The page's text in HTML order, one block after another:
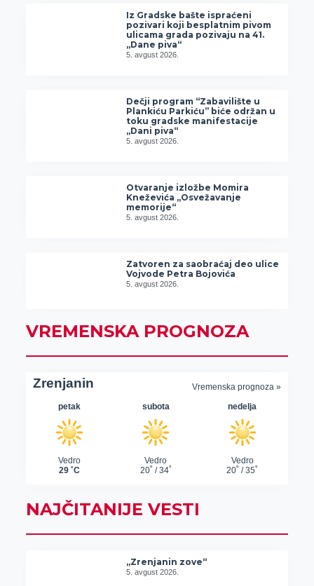
Iz Gradske bašte ispraćeni
pozivari koji besplatnim pivom
ulicama grada pozivaju na 41.
„Dane piva“
5. avgust 2026.
Dečji program “Zabavilište u
Plankiću Parkiću” biće održan u
toku gradske manifestacije
„Dani piva“
5. avgust 2026.
Otvaranje izložbe Momira
Kneževića „Osvežavanje
memorije“
5. avgust 2026.
Zatvoren za saobraćaj deo ulice
Vojvode Petra Bojovića
5. avgust 2026.
VREMENSKA PROGNOZA
NAJČITANIJE VESTI
„Zrenjanin zove“
5. avgust 2026.